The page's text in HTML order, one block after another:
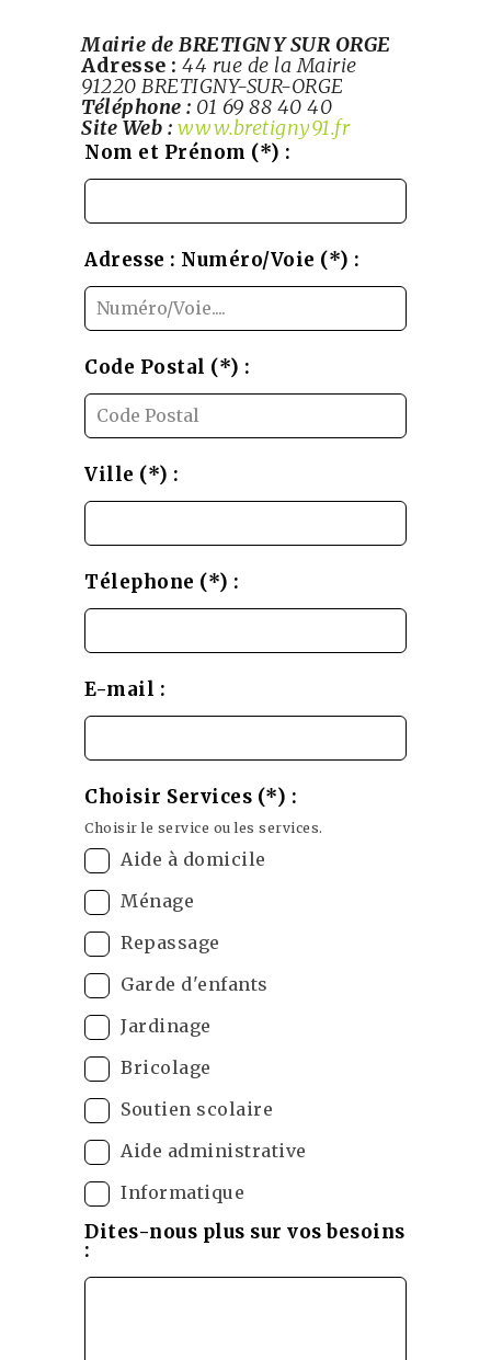
Mairie de BRETIGNY SUR ORGE
Adresse : 44 rue de la Mairie
91220 BRETIGNY-SUR-ORGE
Téléphone : 01 69 88 40 40
Site Web : www.bretigny91.fr
Leave
field
Nom et Prénom (*) :
Adresse : Numéro/Voie (*) :
Code Postal (*) :
Ville (*) :
Télephone (*) :
E-mail :
Choisir Services (*) :
Choisir le service ou les services.
Aide à domicile
Ménage
Repassage
Garde d'enfants
Jardinage
Bricolage
Soutien scolaire
Aide administrative
Informatique
Dites-nous plus sur vos besoins
: